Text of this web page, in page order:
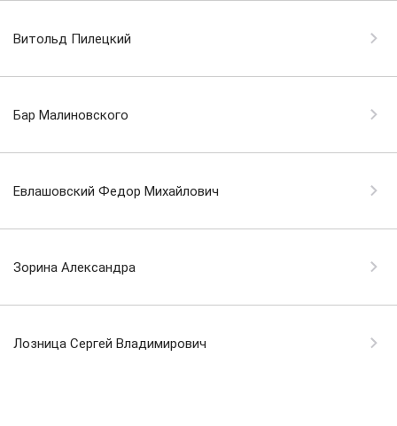
Витольд Пилецкий
Бар Малиновского
Евлашовский Федор Михайлович
Зорина Александра
Лозница Сергей Владимирович